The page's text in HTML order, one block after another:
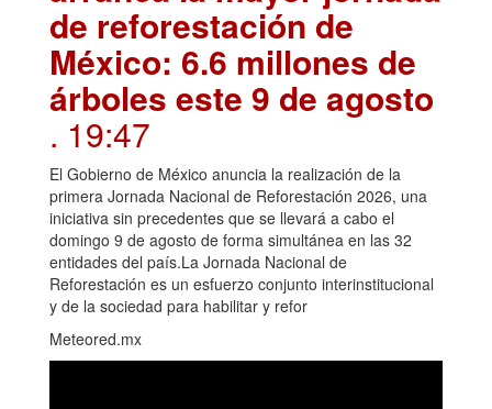
de reforestación de
México: 6.6 millones de
árboles este 9 de agosto
. 19:47
El Gobierno de México anuncia la realización de la
primera Jornada Nacional de Reforestación 2026, una
iniciativa sin precedentes que se llevará a cabo el
domingo 9 de agosto de forma simultánea en las 32
entidades del país.La Jornada Nacional de
Reforestación es un esfuerzo conjunto interinstitucional
y de la sociedad para habilitar y refor
Meteored.mx